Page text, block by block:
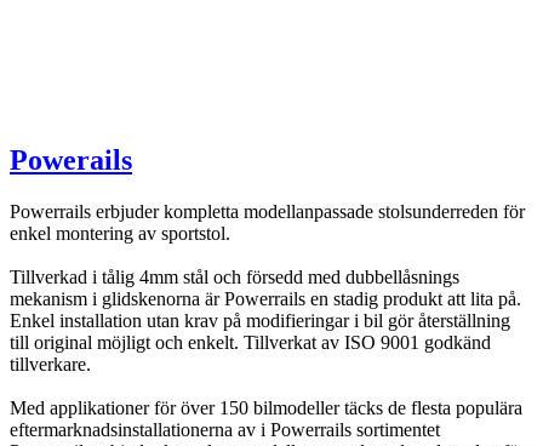
Powerails
Powerrails erbjuder kompletta modellanpassade stolsunderreden för
enkel montering av sportstol.
Tillverkad i tålig 4mm stål och försedd med dubbellåsnings
mekanism i glidskenorna är Powerrails en stadig produkt att lita på.
Enkel installation utan krav på modifieringar i bil gör återställning
till original möjligt och enkelt. Tillverkat av ISO 9001 godkänd
tillverkare.
Med applikationer för över 150 bilmodeller täcks de flesta populära
eftermarknadsinstallationerna av i Powerrails sortimentet